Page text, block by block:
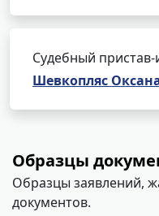
Судебный
Шевкопляс
Образцы
Образцы заявлений,
документов.